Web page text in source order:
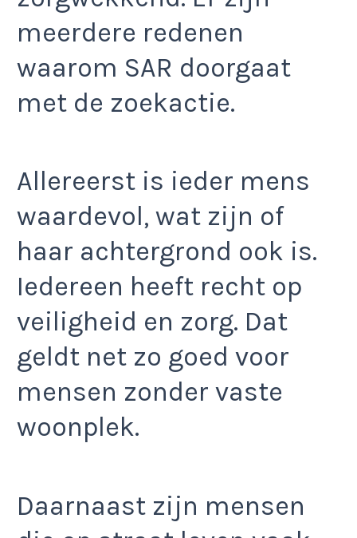
meerdere redenen
waarom SAR doorgaat
met de zoekactie.
Allereerst is ieder mens
waardevol, wat zijn of
haar achtergrond ook is.
Iedereen heeft recht op
veiligheid en zorg. Dat
geldt net zo goed voor
mensen zonder vaste
woonplek.
Daarnaast zijn mensen